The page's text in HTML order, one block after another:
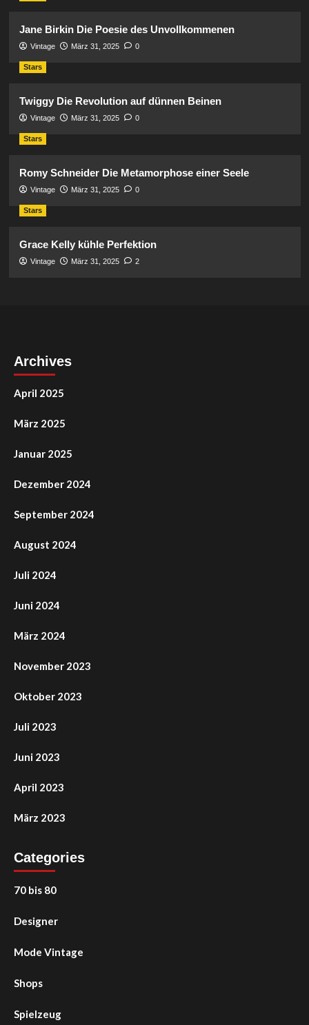
Jane Birkin Die Poesie des Unvollkommenen
Vintage März 31, 2025 0
Stars
Twiggy Die Revolution auf dünnen Beinen
Vintage März 31, 2025 0
Stars
Romy Schneider Die Metamorphose einer Seele
Vintage März 31, 2025 0
Stars
Grace Kelly kühle Perfektion
Vintage März 31, 2025 2
Archives
April 2025
März 2025
Januar 2025
Dezember 2024
September 2024
August 2024
Juli 2024
Juni 2024
März 2024
November 2023
Oktober 2023
Juli 2023
Juni 2023
April 2023
März 2023
Categories
70 bis 80
Designer
Mode Vintage
Shops
Spielzeug